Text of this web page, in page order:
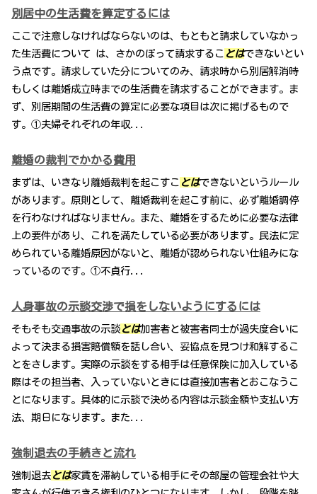
別居中の生活費を算定するには
ここで注意しなければならないのは、もともと請求していなかっ
た生活費について は、さかのぼって請求するこ とはできないとい
う点です。請求していた分についてのみ、請求時から別居解消時
もしくは離婚成立時までの生活費を請求することができます。ま
ず、別居期間の生活費の算定に必要な項目は次に掲げるもので
す。①夫婦それぞれの年収...
離婚の裁判でかかる費用
まずは、いきなり離婚裁判を起こすこ とはできないというルール
があります。原則として、離婚裁判を起こす前に、必ず離婚調停
を行わなければなりません。また、離婚をするために必要な法律
上の要件があり、これを満たしている必要があります。民法に定
められている離婚原因がないと、離婚が認められない仕組みにな
っているのです。①不貞行...
人身事故の示談交渉で損をしないようにするには
そもそも交通事故の示談 とは加害者と被害者同士が過失度合いに
よって決まる損害賠償額を話し合い、妥協点を見つけ和解するこ
とをさします。実際の示談をする相手は任意保険に加入している
際はその担当者、入っていないときには直接加害者とおこなうこ
とになります。具体的に示談で決める内容は示談金額や支払い方
法、期日になります。また...
強制退去の手続きと流れ
強制退去 とは家賃を滞納している相手にその部屋の管理会社や大